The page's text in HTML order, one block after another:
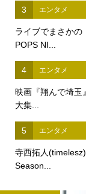
3 エンタメ
ライブでまさか
POPS NI...
4 エンタメ
映画『翔んで埼
大集...
5 エンタメ
寺西拓人
Season...